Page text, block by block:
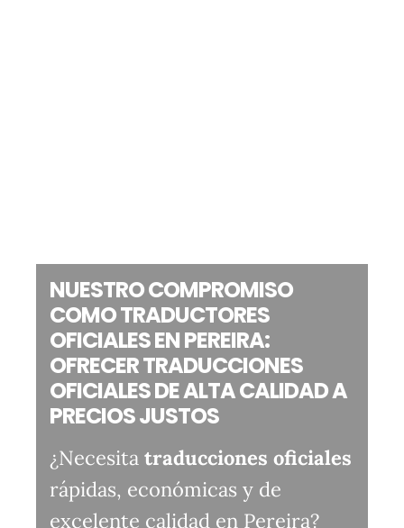
NUESTRO COMPROMISO
COMO TRADUCTORES
OFICIALES EN PEREIRA:
OFRECER TRADUCCIONES
OFICIALES DE ALTA CALIDAD A
PRECIOS JUSTOS
¿Necesitatraducciones oficiales
rápidas, económicas y de
excelente calidad en Pereira?